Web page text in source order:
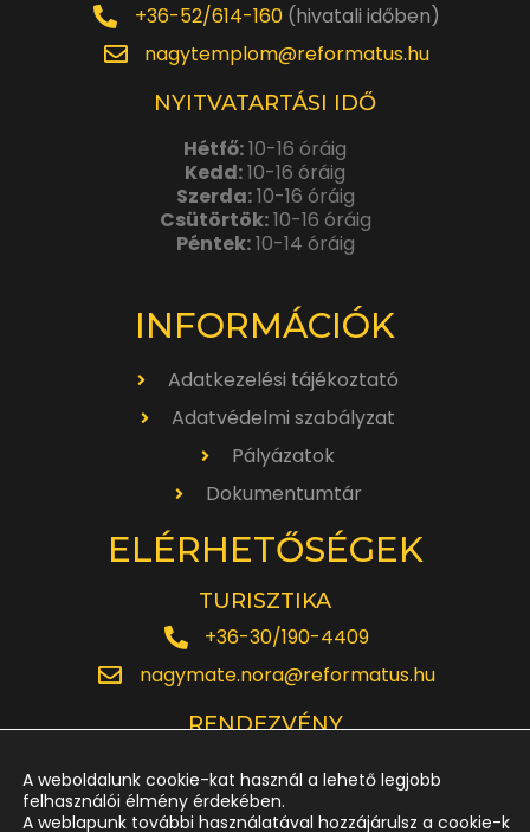
+36-52/614-160(hivatali időben)
nagytemplom@reformatus.hu
NYITVATARTÁSI IDŐ
Hétfő:10-16 óráig
Kedd:10-16 óráig
Szerda:10-16 óráig
Csütörtök:10-16 óráig
Péntek:10-14 óráig
INFORMÁCIÓK
Adatkezelési tájékoztató
Adatvédelmi szabályzat
Pályázatok
Dokumentumtár
ELÉRHETŐSÉGEK
TURISZTIKA
+36-30/190-4409
nagymate.nora@reformatus.hu
RENDEZVÉNY
rendezveny.nagytemplom@reformatus.hu
A weboldalunk cookie-kat használ a lehető legjobb
felhasználói élmény érdekében.
A weblapunk további használatával hozzájárulsz a cookie-k